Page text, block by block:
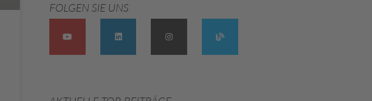
FOLGEN SIE UNS